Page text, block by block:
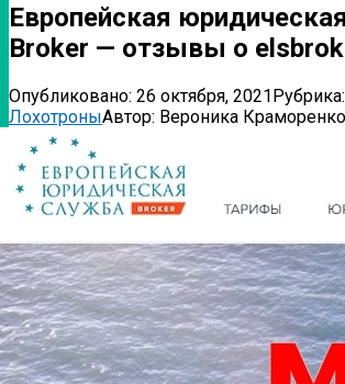
Европейская
Broker — отзывы о
Опубликовано: 26 октября, 2021Рубрика:
ЛохотроныАвтор: Вероника Краморенко